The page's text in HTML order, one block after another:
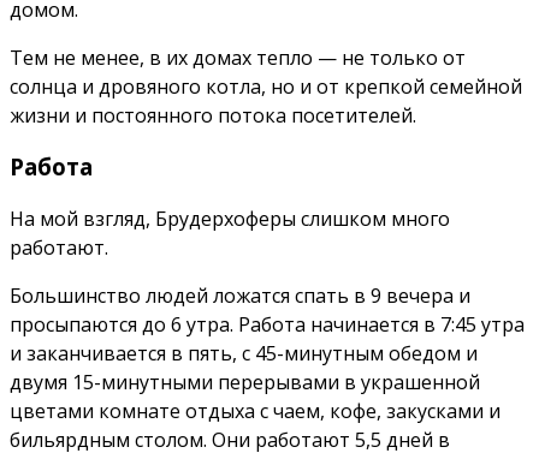
домом.
Тем не менее, в их домах тепло — не только от
солнца и дровяного котла, но и от крепкой семейной
жизни и постоянного потока посетителей.
Работа
На мой взгляд, Брудерхоферы слишком много
работают.
Большинство людей ложатся спать в 9 вечера и
просыпаются до 6 утра. Работа начинается в 7:45 утра
и заканчивается в пять, с 45-минутным обедом и
двумя 15-минутными перерывами в украшенной
цветами комнате отдыха с чаем, кофе, закусками и
бильярдным столом. Они работают 5,5 дней в